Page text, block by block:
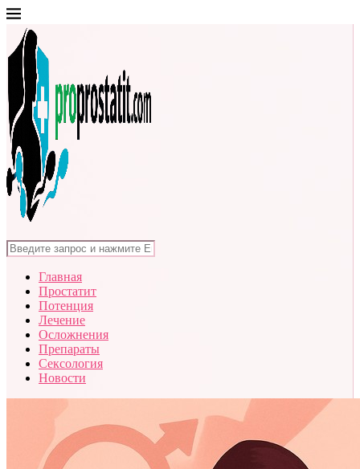
Главная
Простатит
Потенция
Лечение
Осложнения
Препараты
Сексология
Новости